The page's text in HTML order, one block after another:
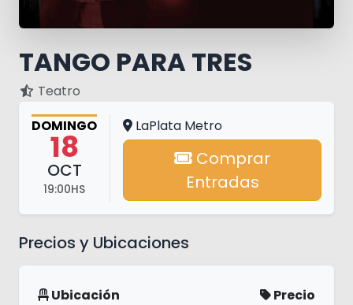
TANGO PARA TRES
Teatro
DOMINGO
18
OCT
19:00HS
LaPlata Metro
Comprar
Entradas
Precios y Ubicaciones
Ubicación
Precio